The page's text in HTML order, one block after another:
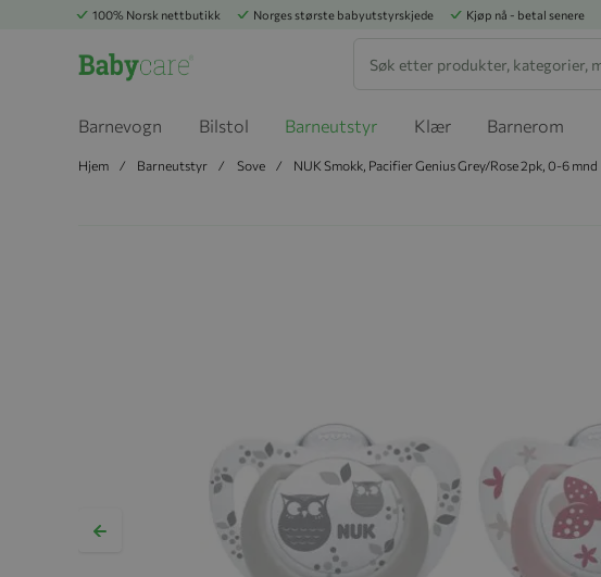
100% Norsk nettbutikk Norges største babyutstyrskjede Kjøp nå - betal senere
Barnevogn Bilstol Barneutstyr Klær Barnerom
Hjem Barneutstyr Sove NUK Smokk, Pacifier Genius Grey/Rose 2pk, 0-6 mnd